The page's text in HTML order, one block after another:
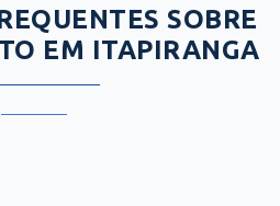
SOBRE
EM ITAPIRANGA